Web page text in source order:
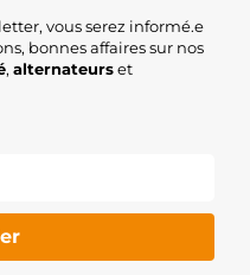
vous serez informé.e
bonnes affaires sur nos
, alternateurset